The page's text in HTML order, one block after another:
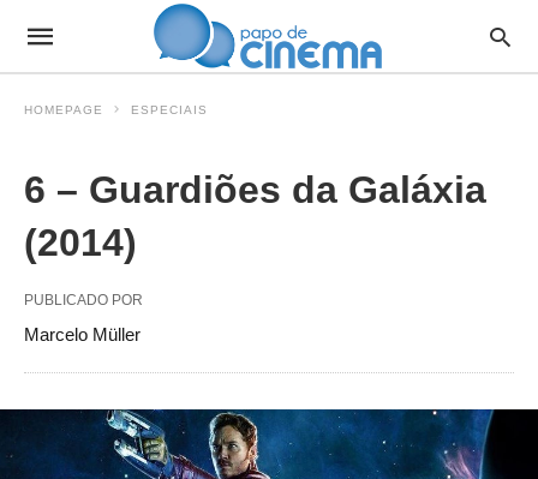
HOMEPAGE ESPECIAIS
6 – Guardiões da Galáxia
(2014)
PUBLICADO POR
Marcelo Müller